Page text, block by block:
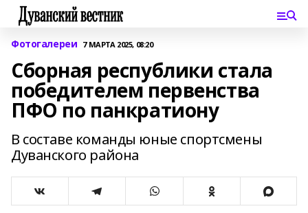
Фотогалереи 7 МАРТА 2025, 08:20
Сборная республики стала
победителем первенства
ПФО по панкратиону
В составе команды юные спортсмены
Дуванского района